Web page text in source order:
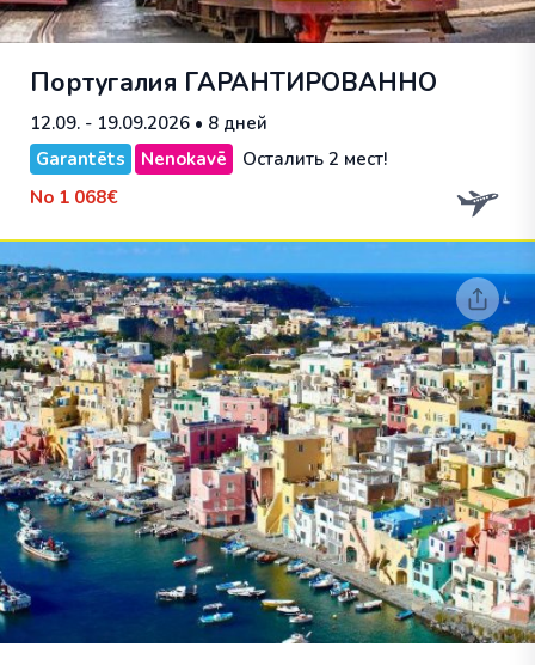
Португалия ГАРАНТИРОВАННО
12.09. - 19.09.2026 • 8 дней
Garantēts
Nenokavē
Осталить 2 мест!
No 1 068€